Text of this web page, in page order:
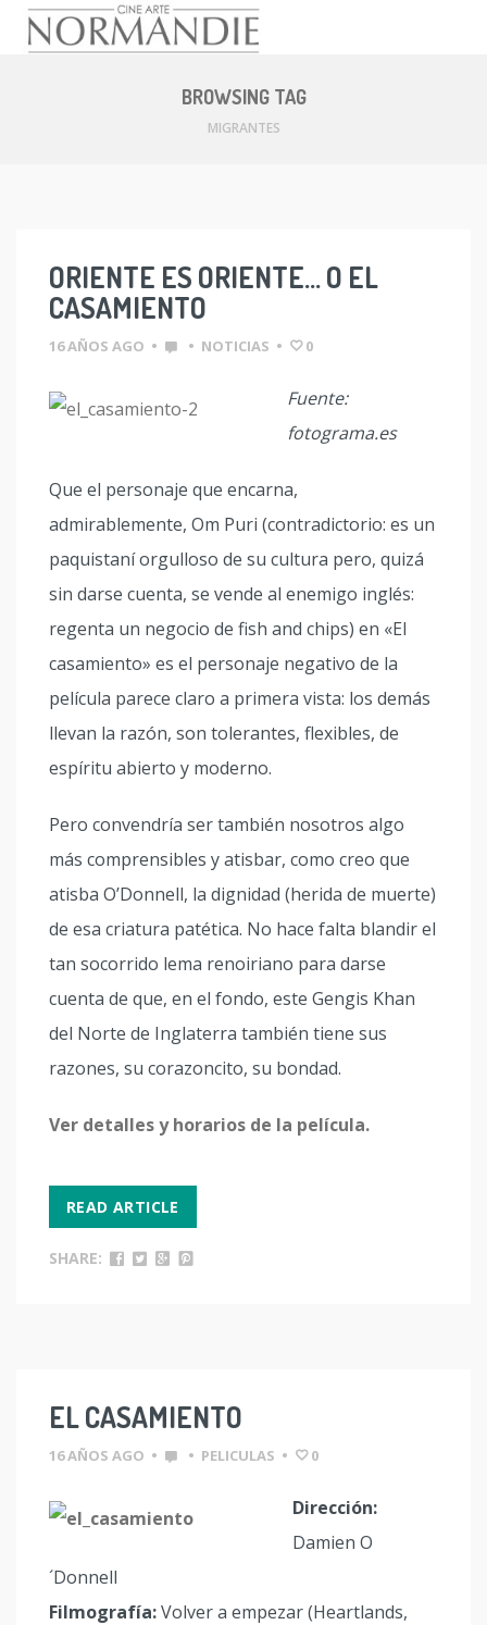
BROWSING TAG
MIGRANTES
ORIENTE ES ORIENTE… O EL
CASAMIENTO
16 AÑOS AGO • • NOTICIAS • 0
Fuente:
fotograma.es
Que el personaje que encarna,
admirablemente, Om Puri (contradictorio: es un
paquistaní orgulloso de su cultura pero, quizá
sin darse cuenta, se vende al enemigo inglés:
regenta un negocio de fish and chips) en «El
casamiento» es el personaje negativo de la
película parece claro a primera vista: los demás
llevan la razón, son tolerantes, flexibles, de
espíritu abierto y moderno.
Pero convendría ser también nosotros algo
más comprensibles y atisbar, como creo que
atisba O’Donnell, la dignidad (herida de muerte)
de esa criatura patética. No hace falta blandir el
tan socorrido lema renoiriano para darse
cuenta de que, en el fondo, este Gengis Khan
del Norte de Inglaterra también tiene sus
razones, su corazoncito, su bondad.
Ver detalles y horarios de la película.
READ ARTICLE
SHARE:
EL CASAMIENTO
16 AÑOS AGO • • PELICULAS • 0
Dirección:
Damien O
´Donnell
Filmografía:Volver a empezar (Heartlands,